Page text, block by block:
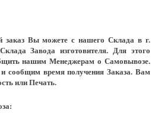
заказ Вы можете с нашего Склада в г.
Завода изготовителя. Для этого
нашим Менеджерам о Самовывозе.
сообщим время получения Заказа. Вам
или Печать.